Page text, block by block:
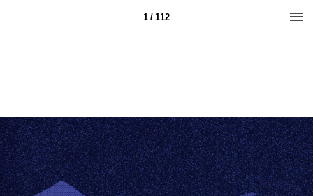
1 / 112